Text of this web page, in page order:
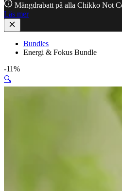
Mängdrabatt på alla Chikko Not
Läs mer
Bundles
Energi & Fokus Bundle
-11%
🔍